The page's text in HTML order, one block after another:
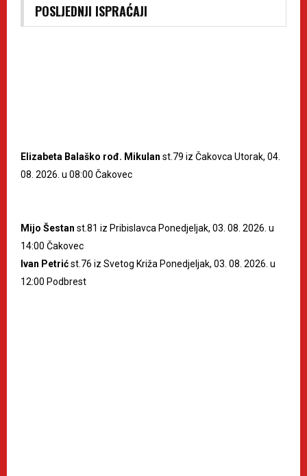
POSLJEDNJI ISPRAĆAJI
Elizabeta Balaško rođ. Mikulan st.79 iz Čakovca Utorak, 04.
08. 2026. u 08:00 Čakovec
Mijo Šestan st.81 iz Pribislavca Ponedjeljak, 03. 08. 2026. u
14:00 Čakovec
Ivan Petrićst.76 iz Svetog Križa Ponedjeljak, 03. 08. 2026. u
12:00 Podbrest